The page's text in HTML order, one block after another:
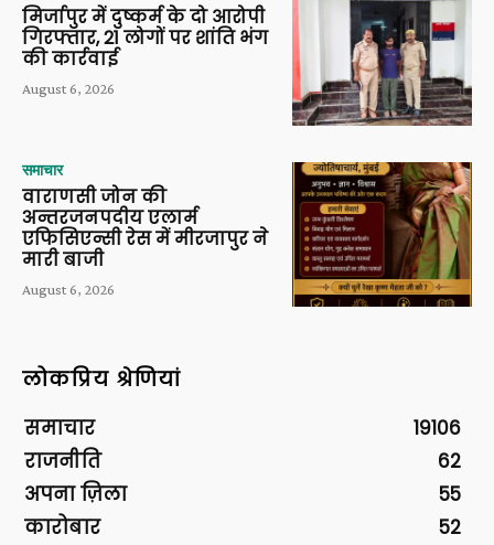
मिर्जापुर में दुष्कर्म के दो आरोपी
गिरफ्तार, 21 लोगों पर शांति भंग
की कार्रवाई
August 6, 2026
समाचार
वाराणसी जोन की
अन्तरजनपदीय एलार्म
एफिसिएन्सी रेस में मीरजापुर ने
मारी बाजी
August 6, 2026
लोकप्रिय श्रेणियां
समाचार
19106
राजनीति
62
अपना ज़िला
55
कारोबार
52